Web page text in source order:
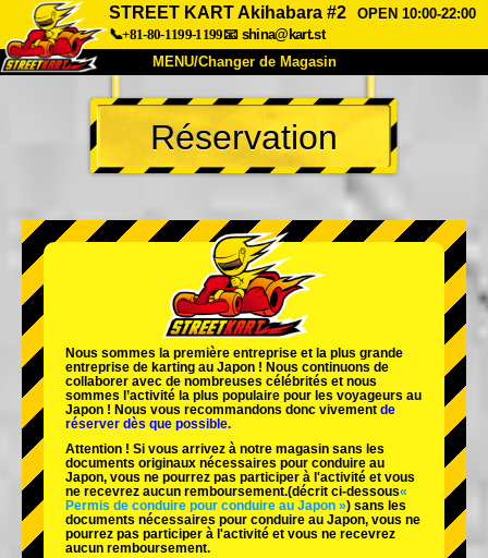
STREET KART Akihabara #2
OPEN 10:00-22:00
📞+81-80-1199-1199📧 shina@kart.st
MENU/Changer de Magasin
ACCUEIL
À Propos Caractéristiques Tarifs
Entreprise Réservation
Changer de Magasin
Tokyo Shinagawa Tokyo Akihabara#1
Tokyo Akihabara#2
Tokyo Shibuya Annexe Baie de Tokyo
Tokyo Asakusa Osaka
Réservation
Nous sommes la première entreprise et la plus grande
entreprise de karting au Japon ! Nous continuons de
collaborer avec de nombreuses célébrités et nous
sommes l’activité la plus populaire pour les voyageurs au
Japon ! Nous vous recommandons donc vivement de
réserver dès que possible.
Attention ! Si vous arrivez à notre magasin sans les
documents originaux nécessaires pour conduire au
Japon, vous ne pourrez pas participer à l'activité et vous
ne recevrez aucun remboursement.(décrit ci-dessous«
Permis de conduire pour conduire au Japon ») sans les
documents nécessaires pour conduire au Japon, vous ne
pourrez pas participer à l'activité et vous ne recevrez
aucun remboursement.